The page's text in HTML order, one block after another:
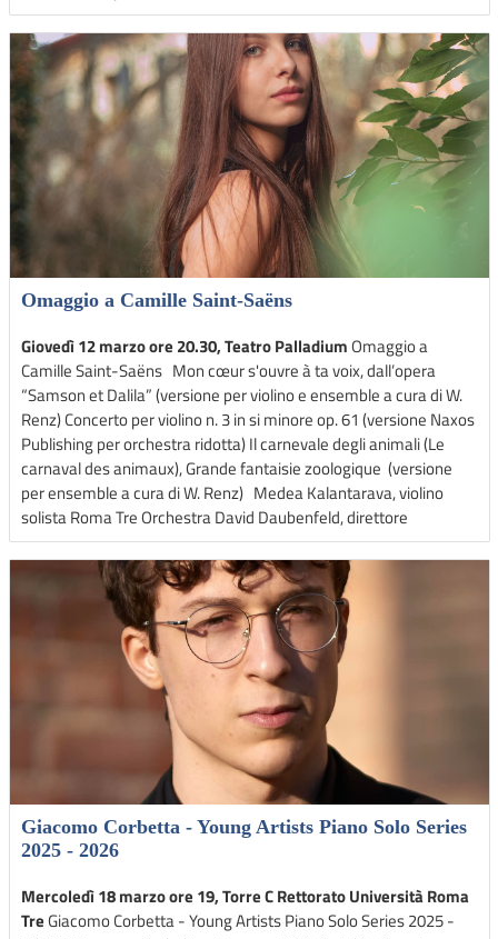
Omaggio a Camille Saint-Saëns
Giovedì 12 marzo ore 20.30, Teatro PalladiumOmaggio a
Camille Saint-Saëns Mon cœur s'ouvre à ta voix, dall’opera
“Samson et Dalila” (versione per violino e ensemble a cura di W.
Renz) Concerto per violino n. 3 in si minore op. 61 (versione Naxos
Publishing per orchestra ridotta) Il carnevale degli animali (Le
carnaval des animaux), Grande fantaisie zoologique (versione
per ensemble a cura di W. Renz) Medea Kalantarava, violino
solista Roma Tre Orchestra David Daubenfeld, direttore
Giacomo Corbetta - Young Artists Piano Solo Series
2025 - 2026
Mercoledì 18 marzo ore 19, Torre C Rettorato Università Roma
TreGiacomo Corbetta - Young Artists Piano Solo Series 2025 -